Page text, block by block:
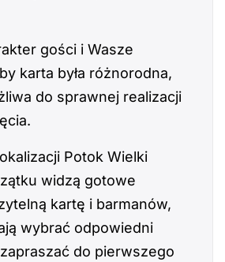
gości i Wasze
karta była różnorodna,
do sprawnej realizacji
Potok Wielki
widzą gotowe
kartę i barmanów,
wybrać odpowiedni
do pierwszego